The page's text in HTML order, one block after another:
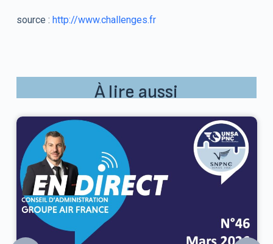
source : http://www.challenges.fr
À lire aussi